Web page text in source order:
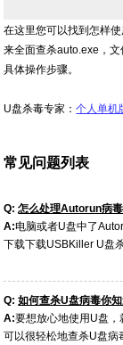
在这里您可以找到怎样
来全面查杀auto.exe，
具体操作步骤。
U盘杀毒专家：个人单机
常见问题列表
Q: 怎么处理Autorun病毒
A:电脑或者U盘中了
下载下载USBKiller U盘
Q: 如何查杀U盘病毒你
A:要想放心地使用U盘
可以很轻松地查杀U盘病